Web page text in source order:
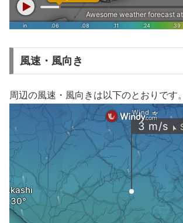
風速・風向き
周辺の風速・風向きは以下のとおりです。